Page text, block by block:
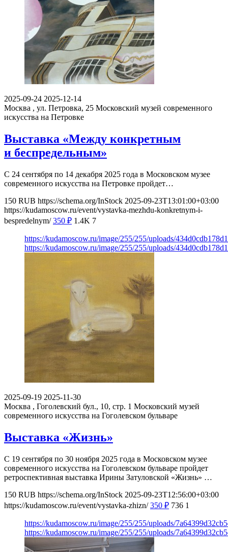
2025-09-24 2025-12-14
Москва , ул. Петровка, 25 Московский музей современного
искусства на Петровке
Выставка «Между конкретным
и беспредельным»
С 24 сентября по 14 декабря 2025 года в Московском музее
современного искусства на Петровке пройдет…
150 RUB https://schema.org/InStock 2025-09-23T13:01:00+03:00
https://kudamoscow.ru/event/vystavka-mezhdu-konkretnym-i-
bespredelnym/ 350 ₽ 1.4K 7
https://kudamoscow.ru/image/255/255/uploads/
https://kudamoscow.ru/image/255/255/uploads/
2025-09-19 2025-11-30
Москва , Гоголевский бул., 10, стр. 1 Московский музей
современного искусства на Гоголевском бульваре
Выставка «Жизнь»
С 19 сентября по 30 ноября 2025 года в Московском музее
современного искусства на Гоголевском бульваре пройдет
ретроспективная выставка Ирины Затуловской «Жизнь» …
150 RUB https://schema.org/InStock 2025-09-23T12:56:00+03:00
https://kudamoscow.ru/event/vystavka-zhizn/ 350 ₽ 736 1
https://kudamoscow.ru/image/255/255/uploads/
https://kudamoscow.ru/image/255/255/uploads/